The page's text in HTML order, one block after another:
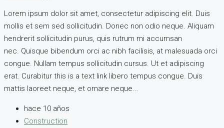
Lorem ipsum dolor sit amet, consectetur adipiscing elit. Duis
mollis et sem sed sollicitudin. Donec non odio neque. Aliquam
hendrerit sollicitudin purus, quis rutrum mi accumsan
nec. Quisque bibendum orci ac nibh facilisis, at malesuada orci
congue. Nullam tempus sollicitudin cursus. Ut et adipiscing
erat. Curabitur this is a text link libero tempus congue. Duis
mattis laoreet neque, et ornare neque...
hace 10 años
Construction